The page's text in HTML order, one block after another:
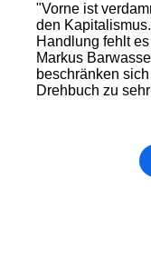
"Vorne ist
den
Handlung fehlt
Markus
beschränken
Drehbuch zu